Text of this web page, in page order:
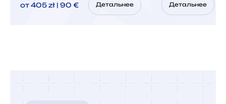
от 405 zł | 90 € Детальнее Детальнее